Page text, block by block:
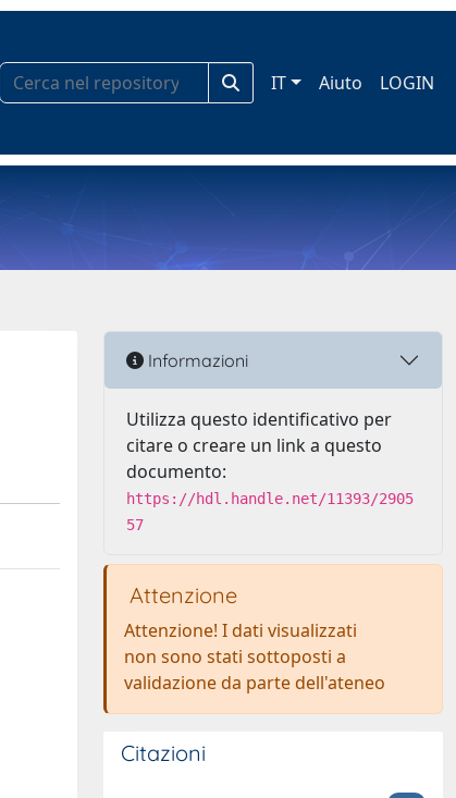
IT Aiuto LOGIN
Informazioni
Utilizza questo identificativo per
citare o creare un link a questo
documento:
https://hdl.handle.net/11393/2905
57
Attenzione
Attenzione! I dati visualizzati
non sono stati sottoposti a
validazione da parte dell'ateneo
Citazioni